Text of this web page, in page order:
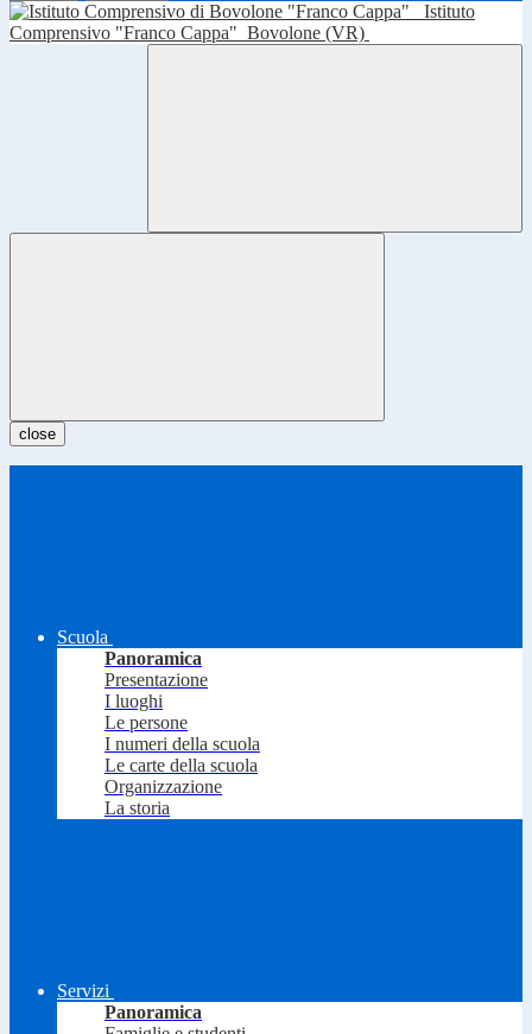
Istituto
Comprensivo "Franco Cappa" Bovolone (VR)
close
Scuola
Panoramica
Presentazione
I luoghi
Le persone
I numeri della scuola
Le carte della scuola
Organizzazione
La storia
Servizi
Panoramica